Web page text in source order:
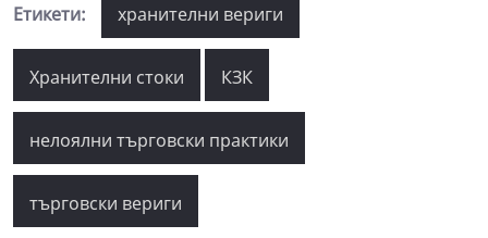
Етикети: хранителни вериги
Хранителни стоки КЗК
нелоялни търговски практики
търговски вериги